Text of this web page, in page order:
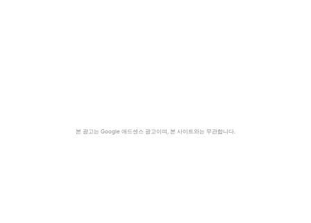
본 광고는 Google 애드센스 광고이며, 본 사이트와는 무관합니다.